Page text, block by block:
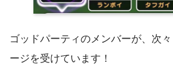
ゴッドパーティのメンバーが、次
ージを受けています！